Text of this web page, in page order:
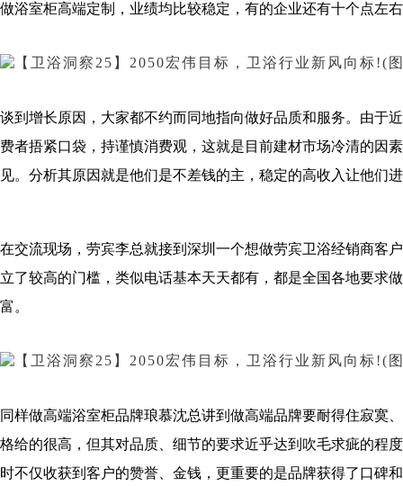
做浴室柜高端定制，业绩均比较稳定，有的企业还有十个点左
谈到增长原因，大家都不约而同地指向做好品质和服务。由于
费者捂紧口袋，持谨慎消费观，这就是目前建材市场冷清的因
见。分析其原因就是他们是不差钱的主，稳定的高收入让他们
在交流现场，劳宾李总就接到深圳一个想做劳宾卫浴经销商客
立了较高的门槛，类似电话基本天天都有，都是全国各地要求
富。
同样做高端浴室柜品牌琅慕沈总讲到做高端品牌要耐得住寂寞
格给的很高，但其对品质、细节的要求近乎达到吹毛求疵的程
时不仅收获到客户的赞誉、金钱，更重要的是品牌获得了口碑